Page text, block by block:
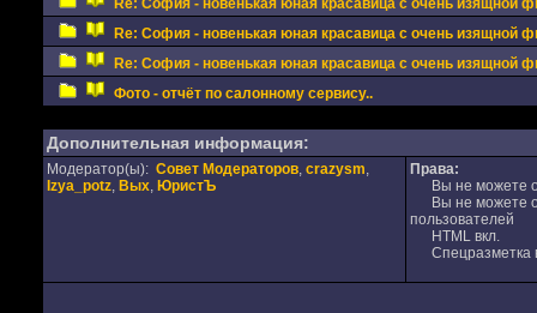
Re: София - новенькая юная красавица с очень изящной
Re: София - новенькая юная красавица с очень изящной
Re: София - новенькая юная красавица с очень изящной
Фото - отчёт по салонному сервису..
Дополнительная информация:
Модератор(ы): Совет Модераторов, crazysm,
Izya_potz, Вых, ЮристЪ
Права:
Вы не можете
Вы не можете
пользователей
HTML вкл.
Спецразметка